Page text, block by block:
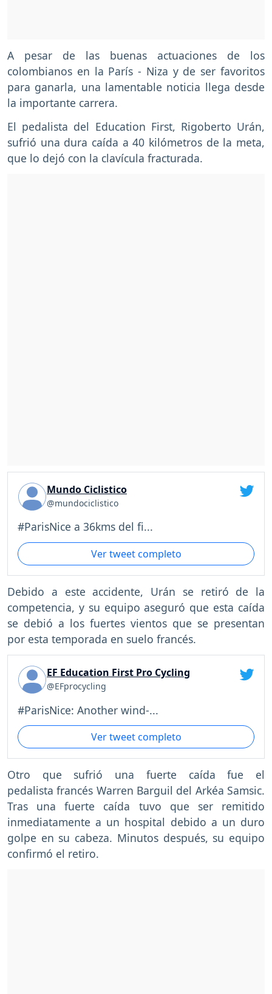
A pesar de las buenas actuaciones de los
colombianos en la París - Niza y de ser favoritos
para ganarla, una lamentable noticia llega desde
la importante carrera.
El pedalista del Education First, Rigoberto Urán,
sufrió una dura caída a 40 kilómetros de la meta,
que lo dejó con la clavícula fracturada.
Mundo Ciclistico
@mundociclistico
#ParisNice a 36kms del fi...
Ver tweet completo
Debido a este accidente, Urán se retiró de la
competencia, y su equipo aseguró que esta caída
se debió a los fuertes vientos que se presentan
por esta temporada en suelo francés.
EF Education First Pro Cycling
@EFprocycling
#ParisNice: Another wind-...
Ver tweet completo
Otro que sufrió una fuerte caída fue el
pedalista francés Warren Barguil del Arkéa Samsic.
Tras una fuerte caída tuvo que ser remitido
inmediatamente a un hospital debido a un duro
golpe en su cabeza. Minutos después, su equipo
confirmó el retiro.